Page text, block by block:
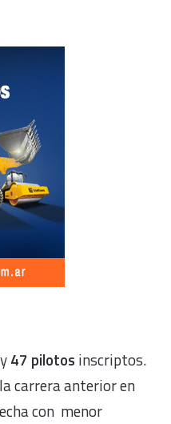
47 pilotos inscriptos.
carrera anterior en
con menor